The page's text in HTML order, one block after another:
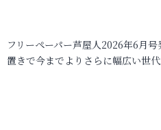
フリーペーパー芦屋人2026年6月
置きで今までよりさらに幅広い世